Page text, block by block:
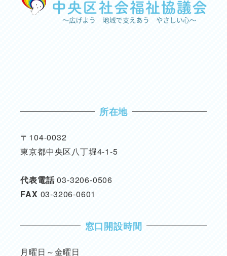
所在地
〒104-0032
東京都中央区八丁堀4-1-5
代表電話03-3206-0506
FAX 03-3206-0601
窓口開設時間
月曜日～金曜日